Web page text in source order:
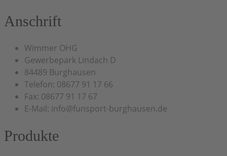
Anschrift
Wimmer OHG
Gewerbepark Lindach D
84489 Burghausen
Telefon: 08677 91 17 66
Fax: 08677 91 17 67
E-Mail: info@funsport-burghausen.de
Produkte